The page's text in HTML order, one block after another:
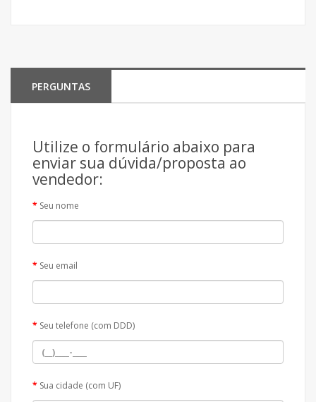
PERGUNTAS
Utilize o formulário abaixo para
enviar sua dúvida/proposta ao
vendedor:
Seu nome
Seu email
Seu telefone (com DDD)
Sua cidade (com UF)